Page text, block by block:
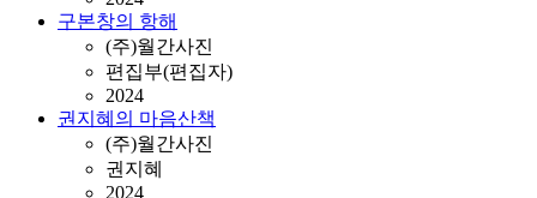
구본창의 항해
(주)월간사진
편집부(편집자)
2024
권지혜의 마음산책
(주)월간사진
권지혜
2024